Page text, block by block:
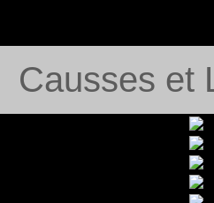
Causses et